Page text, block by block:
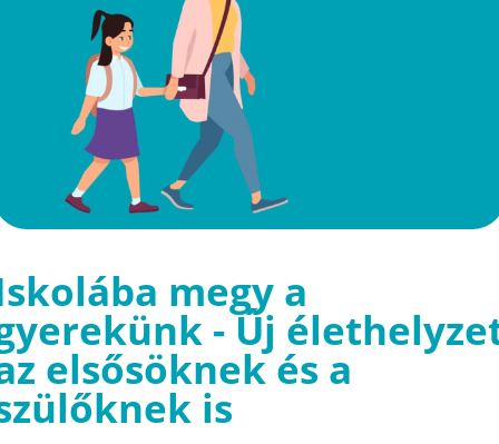
megy a
- Új
elsősöknek és a
is